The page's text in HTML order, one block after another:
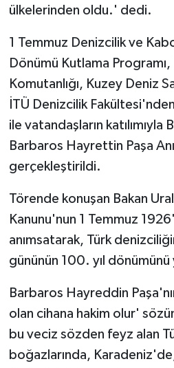
ülkelerinden oldu.' dedi.
1 Temmuz Denizcilik ve
Dönümü Kutlama
Komutanlığı, Kuzey Deniz
İTÜ Denizcilik
ile vatandaşların katılımıyla
Barbaros Hayrettin Paşa
gerçekleştirildi.
Törende konuşan Bakan
Kanunu'nun 1 Temmuz
anımsatarak, Türk
gününün 100. yıl dönümünü
Barbaros Hayreddin
olan cihana hakim olur'
bu veciz sözden feyz alan
boğazlarında,